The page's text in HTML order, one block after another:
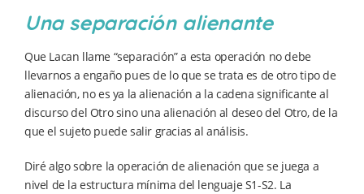
Una separación alienante
Que Lacan llame “separación” a esta operación no debe
llevarnos a engaño pues de lo que se trata es de otro tipo de
alienación, no es ya la alienación a la cadena significante al
discurso del Otro sino una alienación al deseo del Otro, de la
que el sujeto puede salir gracias al análisis.
Diré algo sobre la operación de alienación que se juega a
nivel de la estructura mínima del lenguaje S1-S2. La